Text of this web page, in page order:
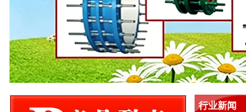
行业新闻